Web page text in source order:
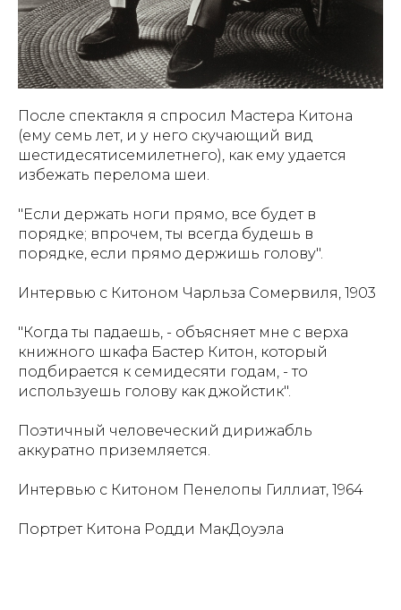
После спектакля я спросил Мастера Китона
(ему семь лет, и у него скучающий вид
шестидесятисемилетнего), как ему удается
избежать перелома шеи.
"Если держать ноги прямо, все будет в
порядке; впрочем, ты всегда будешь в
порядке, если прямо держишь голову".
Интервью с Китоном Чарльза Сомервиля, 1903
"Когда ты падаешь, - объясняет мне с верха
книжного шкафа Бастер Китон, который
подбирается к семидесяти годам, - то
используешь голову как джойстик".
Поэтичный человеческий дирижабль
аккуратно приземляется.
Интервью с Китоном Пенелопы Гиллиат, 1964
Портрет Китона Родди МакДоуэла